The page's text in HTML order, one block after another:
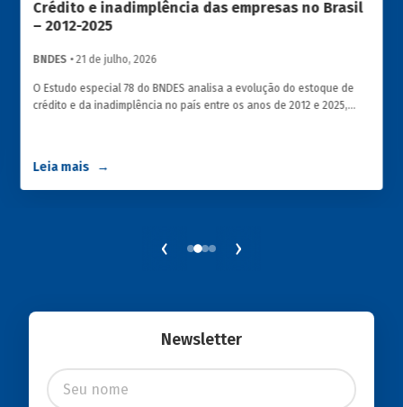
Crédito e inadimplência das empresas no Brasil
– 2012-2025
BNDES • 21 de julho, 2026
O Estudo especial 78 do BNDES analisa a evolução do estoque de
crédito e da inadimplência no país entre os anos de 2012 e 2025,
Leia mais
‹ ›
Newsletter